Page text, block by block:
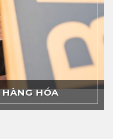
HÓA